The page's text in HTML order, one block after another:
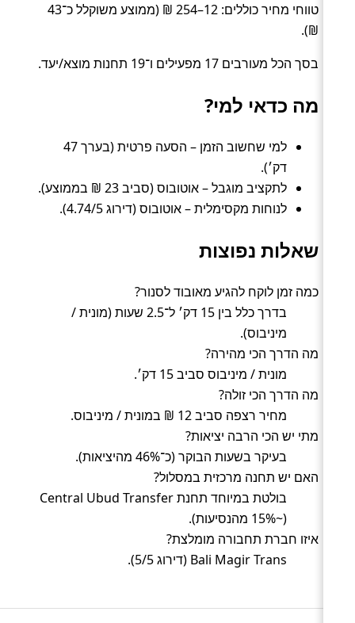
טווחי מחיר כוללים: 12–254 ₪ (ממוצע משוקלל כ־43
₪).
בסך הכל מעורבים 17 מפעילים ו־19 תחנות מוצא/יעד.
מה כדאי למי?
למי שחשוב הזמן – הסעה פרטית (בערך 47
דק׳).
לתקציב מוגבל – אוטובוס (סביב 23 ₪ בממוצע).
לנוחות מקסימלית – אוטובוס (דירוג 4.74/5).
שאלות נפוצות
כמה זמן לוקח להגיע מאובוד לסנור?
בדרך כלל בין 15 דק׳ ל־2.5 שעות (מונית /
מיניבוס).
מה הדרך הכי מהירה?
מונית / מיניבוס סביב 15 דק׳.
מה הדרך הכי זולה?
מחיר רצפה סביב 12 ₪ במונית / מיניבוס.
מתי יש הכי הרבה יציאות?
בעיקר בשעות הבוקר (כ־46% מהיציאות).
האם יש תחנה מרכזית במסלול?
בולטת במיוחד תחנת Central Ubud Transfer
(~15% מהנסיעות).
איזו חברת תחבורה מומלצת?
Bali Magir Trans (דירוג 5/5).